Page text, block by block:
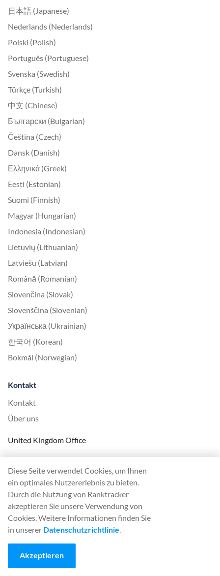
日本語 (Japanese)
Nederlands (Nederlands)
Polski (Polish)
Português (Portuguese)
Svenska (Swedish)
Türkçe (Turkish)
中文 (Chinese)
Български (Bulgarian)
Čeština (Czech)
Dansk (Danish)
Ελληνικά (Greek)
Eesti (Estonian)
Suomi (Finnish)
Magyar (Hungarian)
Indonesia (Indonesian)
Lietuvių (Lithuanian)
Latviešu (Latvian)
Română (Romanian)
Slovenčina (Slovak)
Slovenščina (Slovenian)
Українська (Ukrainian)
한국어 (Korean)
Bokmål (Norwegian)
Kontakt
Kontakt
Über uns
United Kingdom Office
144A Clerkenwell Rd
London, EC1R 5DF
Company No: 08820809
felix@ranktracker.com
2015 -
Diese Seite verwendet Cookies, um Ihnen
ein optimales Nutzererlebnis zu bieten.
Durch die Nutzung von Ranktracker
akzeptieren Sie unsere Verwendung von
Cookies. Weitere Informationen finden Sie
in unserer Datenschutzrichtlinie.
Akzeptieren